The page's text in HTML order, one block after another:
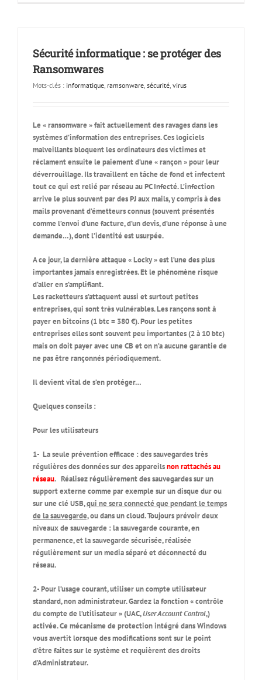
Sécurité informatique : se protéger des
Ransomwares
Mots-clés : informatique, ramsonware, sécurité, virus
Le « ransomware » fait actuellement des ravages dans les
systèmes d’information des entreprises.Ces logiciels
malveillants bloquent les ordinateurs des victimes et
réclament ensuite le paiement d’une « rançon » pour leur
déverrouillage. Ils travaillent en tâche de fond et infectent
tout ce qui est relié par réseau au PC Infecté. L’infection
arrive le plus souvent par des PJ aux mails, y compris à des
mails provenant d’émetteurs connus (souvent présentés
comme l’envoi d’une facture, d’un devis, d’une réponse à une
demande…), dont l’identité est usurpée.
A ce jour, la dernière attaque « Locky » est l’une des plus
importantes jamais enregistrées. Et le phénomène risque
d’aller en s’amplifiant.
Les racketteurs s’attaquent aussi et surtout petites
entreprises, qui sont très vulnérables. Les rançons sont à
payer en bitcoins (1 btc = 380 €). Pour les petites
entreprises elles sont souvent peu importantes (2 à 10 btc)
mais on doit payer avec une CB et on n’a aucune garantie de
ne pas être rançonnés périodiquement.
Il devient vital de s’en protéger…
Quelques conseils :
Pour les utilisateurs
1- La seule prévention efficace : des sauvegardes très
régulières des données sur des appareilsnon rattachés au
réseau. Réalisez régulièrement des sauvegardes sur un
supportexterne comme par exemple sur un disque dur ou
sur une clé USB,qui ne sera connecté que pendant le temps
de la sauvegarde,ou dans un cloud. Toujours prévoir deux
niveaux de sauvegarde : la sauvegarde courante, en
permanence, et la sauvegarde sécurisée, réalisée
régulièrement sur un media séparé et déconnecté du
réseau.
2- Pour l’usage courant, utiliser un compte utilisateur
standard, non administrateur. Gardez la fonction « contrôle
du compte de l’utilisateur » (UAC,User Account Control,)
activée. Ce mécanisme de protection intégré dans Windows
vous avertit lorsque des modifications sont sur le point
d’être faites sur le système et requièrent des droits
d’Administrateur.